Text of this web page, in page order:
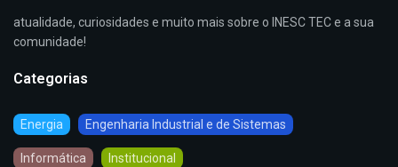
atualidade, curiosidades e muito mais sobre o INESC TEC e a sua
comunidade!
Categorias
Energia Engenharia Industrial e de Sistemas
Informática Institucional